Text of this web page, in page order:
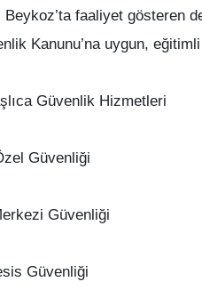
Beykoz’ta faaliyet gösteren
Kanunu’na uygun,
Güvenlik Hizmetleri
Güvenliği
Güvenliği
Güvenliği